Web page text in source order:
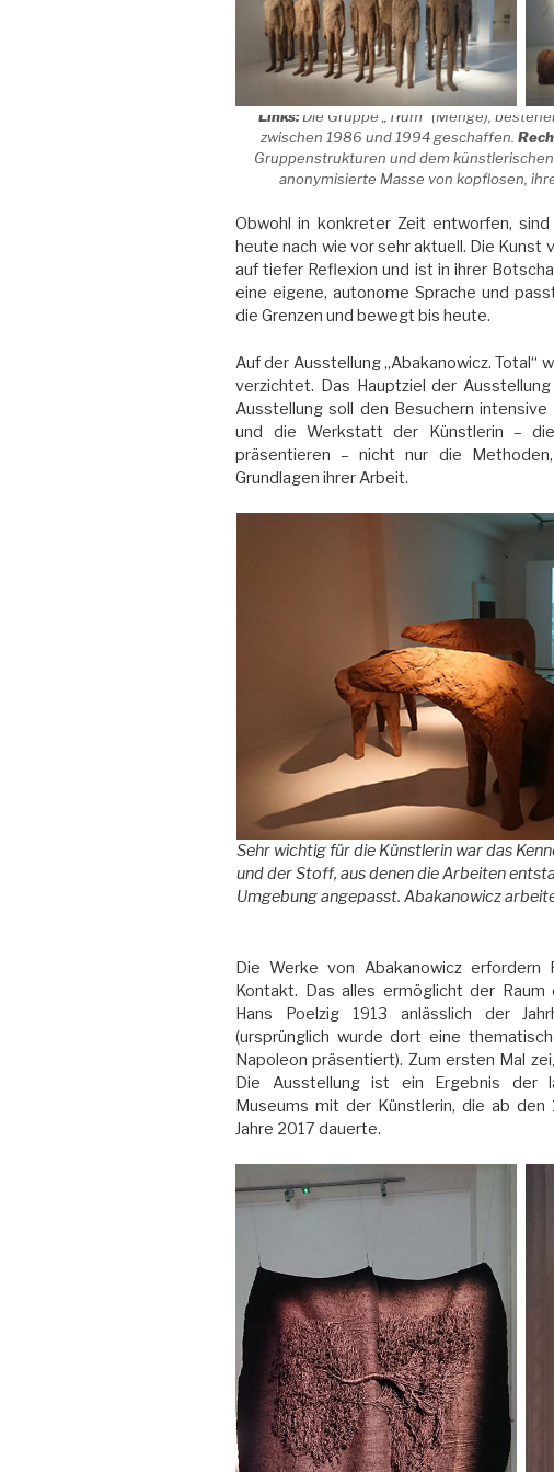
Links:Die Gruppe „Tłum“ (Menge),
zwischen 1986 und 1994 geschaffen.
Gruppenstrukturen und dem
anonymisierte Masse von kopflosen,
Obwohl in konkreter Zeit entworfen,
heute nach wie vor sehr aktuell. Die Kunst
auf tiefer Reflexion und ist in ihrer
eine eigene, autonome Sprache und
die Grenzen und bewegt bis heute.
Auf der Ausstellung „Abakanowicz. Total“
verzichtet. Das Hauptziel der
Ausstellung soll den Besuchern
und die Werkstatt der Künstlerin –
präsentieren – nicht nur die
Grundlagen ihrer Arbeit.
Sehr wichtig für die Künstlerin war das
und der Stoff, aus denen die Arbeiten
Umgebung angepasst. Abakanowicz
Die Werke von Abakanowicz erfordern
Kontakt. Das alles ermöglicht der Raum
Hans Poelzig 1913 anlässlich der
(ursprünglich wurde dort eine
Napoleon präsentiert). Zum ersten Mal
Die Ausstellung ist ein Ergebnis der
Museums mit der Künstlerin, die ab den
Jahre 2017 dauerte.